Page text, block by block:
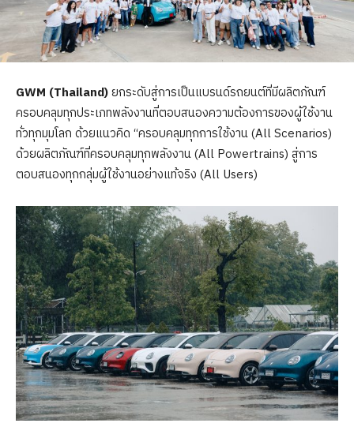
GWM (Thailand)ยกระดับสู่การเป็นแบรนด์รถยนต์ที่มีผลิตภัณฑ์
ครอบคลุมทุกประเภทพลังงานที่ตอบสนองความต้องการของผู้ใช้งาน
ทั่วทุกมุมโลก ด้วยแนวคิด “ครอบคลุมทุกการใช้งาน (All Scenarios)
ด้วยผลิตภัณฑ์ที่ครอบคลุมทุกพลังงาน (All Powertrains) สู่การ
ตอบสนองทุกกลุ่มผู้ใช้งานอย่างแท้จริง (All Users)